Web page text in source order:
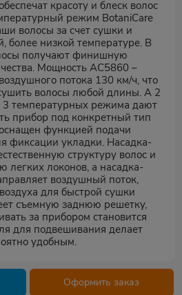
красоту и блеск волос
режим BotaniCare
волосы за счет сушки и
более низкой температуре. В
получают финишную
Мощность AC5860 –
потока 130 км/ч, что
волосы любой длины. А 2
3 температурных режима дают
прибор под конкретный тип
функцией подачи
фиксации укладки. Насадка-
структуру волос и
легких локонов, а насадка-
воздушный поток,
для быстрой сушки
съемную заднюю решетку,
за прибором становится
для подвешивания делает
удобным.
Оформить заказ